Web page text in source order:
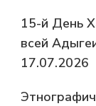
15-й День
всей
17.07.2026